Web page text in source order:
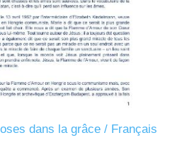
dans la grâce / Français